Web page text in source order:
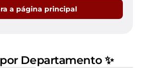
a página principal
Departamento ✨